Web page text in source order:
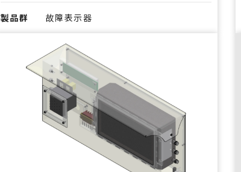
製品群 故障表示器